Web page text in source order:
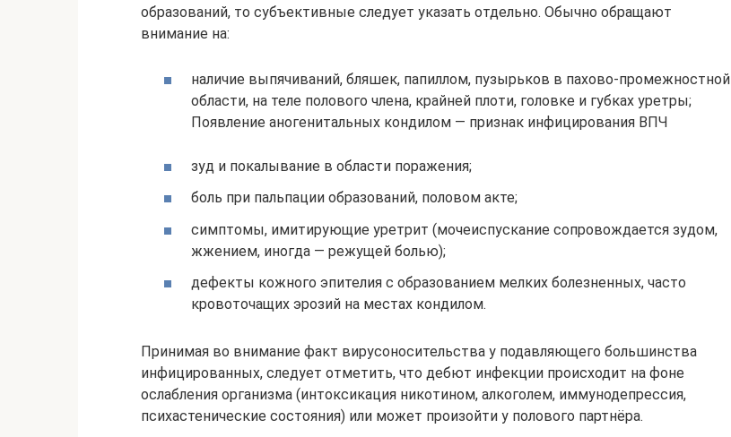
образований, то субъективные следует указать отдельно. Обычно обращают
внимание на:
наличие выпячиваний, бляшек, папиллом, пузырьков в пахово-промежностной
области, на теле полового члена, крайней плоти, головке и губках уретры;
Появление аногенитальных кондилом — признак инфицирования ВПЧ
зуд и покалывание в области поражения;
боль при пальпации образований, половом акте;
симптомы, имитирующие уретрит (мочеиспускание сопровождается зудом,
жжением, иногда — режущей болью);
дефекты кожного эпителия с образованием мелких болезненных, часто
кровоточащих эрозий на местах кондилом.
Принимая во внимание факт вирусоносительства у подавляющего большинства
инфицированных, следует отметить, что дебют инфекции происходит на фоне
ослабления организма (интоксикация никотином, алкоголем, иммунодепрессия,
психастенические состояния) или может произойти у полового партнёра.